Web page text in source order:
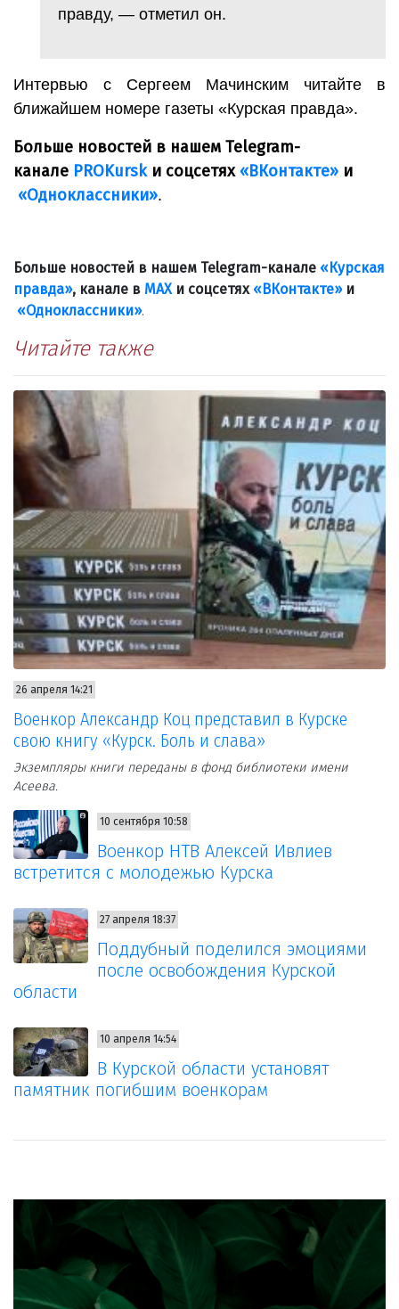
правду, — отметил он.
Интервью с Сергеем Мачинским читайте в
ближайшем номере газеты «Курская правда».
Больше новостей в нашем Telegram-
канале PROKurskи соцсетях «ВКонтакте» и
«Одноклассники».
Больше новостей в нашем Telegram-канале «Курская
правда», канале в МАХ и соцсетях «ВКонтакте»и
«Одноклассники».
Читайте также
26 апреля 14:21
Военкор Александр Коц представил в Курске
свою книгу «Курск. Боль и слава»
Экземпляры книги переданы в фонд библиотеки имени
Асеева.
10 сентября 10:58
Военкор НТВ Алексей Ивлиев
встретится с молодежью Курска
27 апреля 18:37
Поддубный поделился эмоциями
после освобождения Курской
области
10 апреля 14:54
В Курской области установят
памятник погибшим военкорам